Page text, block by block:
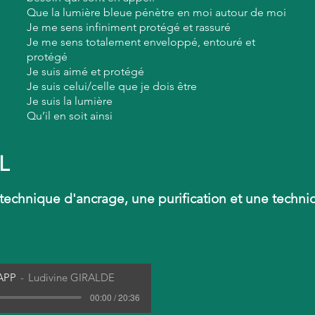
liées à des entités, à des actes de magie, à des
ancestrales, que toutes ces mémoires soient
des entités, à des énergies nocives, aux forces du mal,
soient maintenant totalement coupés.
ou qui m'ont atteint à travers des tiers, à
corps énergétiques soit maintenant minutieusement
recentré, autour de mon corps physique, équilibré et
et déformations soient supprimés et corrigés, que
fuites d'énergie colmatées, que toutes les brèches,
soient corrigés et réparés.
Que la lumière bleue pénètre en moi autour de moi
Je me sens infiniment protégé et rassuré
Je me sens totalement enveloppé, entouré et
protégé
Je suis aimé et protégé
Je suis celui/celle que je dois être
Je suis la lumière
Qu’il en soit ainsi
d'ancrage, une purification et une
Ludivine GIRALDE
00:00 / 20:36